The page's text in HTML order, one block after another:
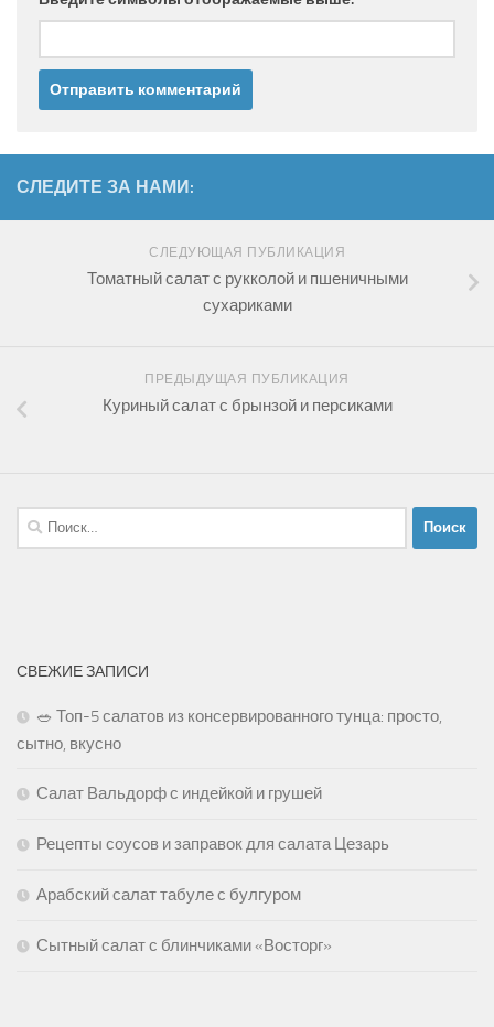
СЛЕДИТЕ ЗА НАМИ:
СЛЕДУЮЩАЯ ПУБЛИКАЦИЯ
Томатный салат с рукколой и пшеничными
сухариками
ПРЕДЫДУЩАЯ ПУБЛИКАЦИЯ
Куриный салат с брынзой и персиками
Найти:
СВЕЖИЕ ЗАПИСИ
🥗 Топ-5 салатов из консервированного тунца: просто,
сытно, вкусно
Салат Вальдорф с индейкой и грушей
Рецепты соусов и заправок для салата Цезарь
Арабский салат табуле с булгуром
Сытный салат с блинчиками «Восторг»